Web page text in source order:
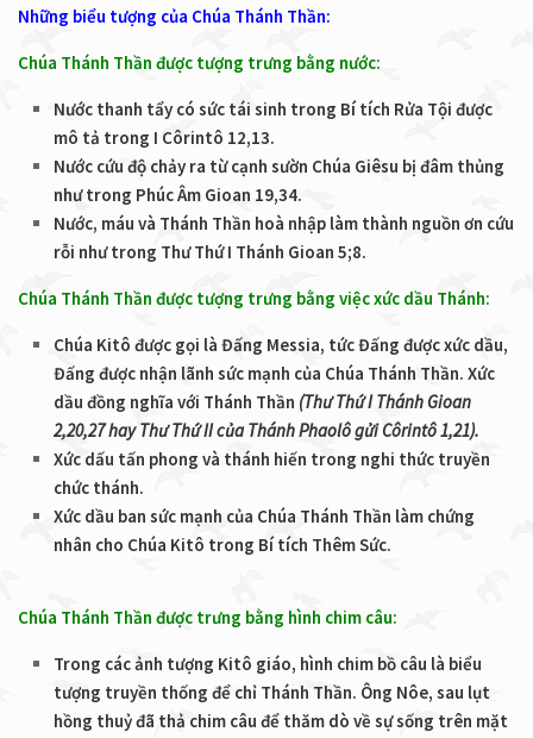
Những biểu tượng của Chúa Thánh Thần:
Chúa Thánh Thần được tượng trưng bằng nước:
Nước thanh tẩy có sức tái sinh trong Bí tích Rửa Tội được
mô tả trong I Côrintô 12,13.
Nước cứu độ chảy ra từ cạnh sườn Chúa Giêsu bị đâm thủng
như trong Phúc Âm Gioan 19,34.
Nước, máu và Thánh Thần hoà nhập làm thành nguồn ơn cứu
rỗi như trong Thư Thứ I Thánh Gioan 5;8.
Chúa Thánh Thần được tượng trưng bằng việc xức dầu Thánh:
Chúa Kitô được gọi là Đấng Messia, tức Đấng được xức dầu,
Đấng được nhận lãnh sức mạnh của Chúa Thánh Thần. Xức
dầu đồng nghĩa với Thánh Thần (Thư Thứ I Thánh Gioan
2,20,27 hay Thư Thứ II của Thánh Phaolô gửi Côrintô 1,21).
Xức dấu tấn phong và thánh hiến trong nghi thức truyền
chức thánh.
Xức dầu ban sức mạnh của Chúa Thánh Thần làm chứng
nhân cho Chúa Kitô trong Bí tích Thêm Sức.
Chúa Thánh Thần được trưng bằng hình chim câu:
Trong các ảnh tượng Kitô giáo, hình chim bồ câu là biểu
tượng truyền thống để chỉ Thánh Thần. Ông Nôe, sau lụt
hồng thuỷ đã thả chim câu để thăm dò về sự sống trên mặt